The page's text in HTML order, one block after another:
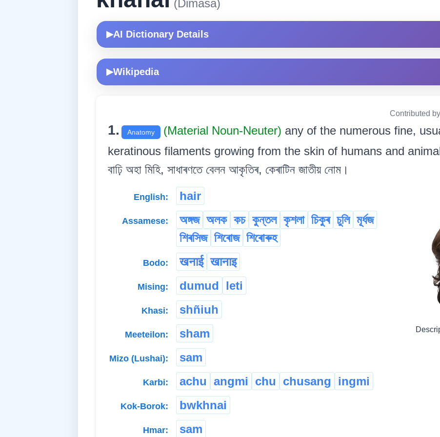
(Dimasa)
▶AI Dictionary Details
▶Wikipedia
Contributed
1. Anatomy (Material Noun-Neuter) any of the numerous fine,
keratinous filaments growing from the skin of humans and animals.
বাঢ়ি অহা মিহি, সাধাৰণতে বেলন আকৃতিৰ, কেৰাটিন জাতীয় নোম।
English: hair
Assamese: অঙ্গজ অলক কচ কুন্তল কৃশলা চিকুৰ চুলি মূৰ্ধজ
শিৰসিজ শিৰোজ শিৰোৰুহ
Bodo: खनाई खानाइ
Mising: dumud leti
Khasi: shñiuh
Meeteilon: sham
Mizo (Lushai): sam
Karbi: achu angmi chu chusang ingmi
Kok-Borok: bwkhnai
Hmar: sam